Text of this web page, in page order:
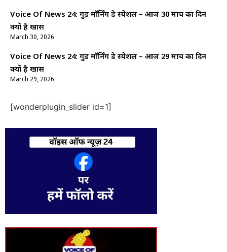
Voice Of News 24: गुड माॅर्निंग डे स्पेशल – आज 30 मार्च का दिन
क्यों है खास
March 30, 2026
Voice Of News 24: गुड माॅर्निंग डे स्पेशल – आज 29 मार्च का दिन
क्यों है खास
March 29, 2026
[wonderplugin_slider id=1]